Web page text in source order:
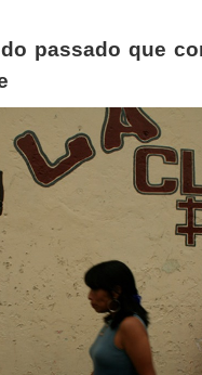
passado que